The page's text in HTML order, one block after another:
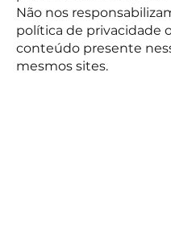
Não nos
política de privacidade
conteúdo presente
mesmos sites.